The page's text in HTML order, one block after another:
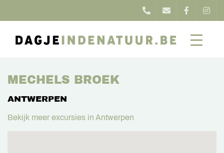
MECHELS BROEK
ANTWERPEN
Bekijk meer excursies in Antwerpen